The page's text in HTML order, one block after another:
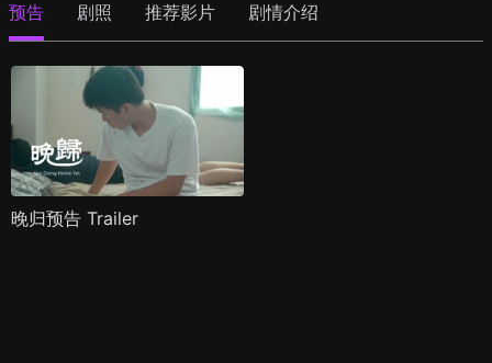
预告 剧照 推荐影片 剧情介绍
晚归预告 Trailer